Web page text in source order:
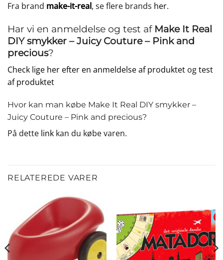
Fra brand make-it-real, se flere brands her.
Har vi en anmeldelse og test af Make It Real
DIY smykker – Juicy Couture – Pink and
precious?
Check lige her efter en anmeldelse af produktet ogtest
af produktet
Hvor kan man købe Make It Real DIY smykker –
Juicy Couture – Pink and precious?
På dette link kan du købe varen.
RELATEREDE VARER